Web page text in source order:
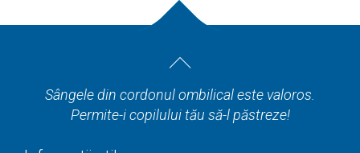
Sângele din cordonul ombilical este valoros.
Permite-i copilului tău să-l păstreze!